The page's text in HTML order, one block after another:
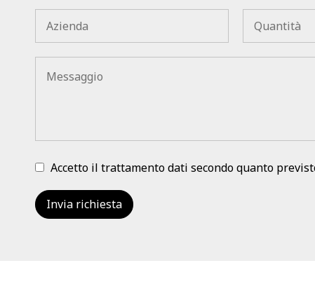
Accetto il trattamento dati secondo quanto